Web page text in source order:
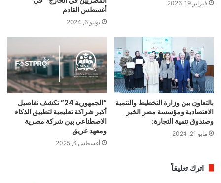
فبراير 19, 2026
أغسطس القادم
يونيو 6, 2024
بالتعاون بين وزارة التخطيط والتنمية
الاقتصادية ومؤسسة مصر الخير
وصندوق تنمية التجارة:
مايو 21, 2024
“الجمهورية 24” تكشف تفاصيل
أكبر شراكة تعليمية لتطبيق الذكاء
الاصطناعي بين شركة مصرية
ومعهد عريق
أغسطس 6, 2025
اترك تعليقاً